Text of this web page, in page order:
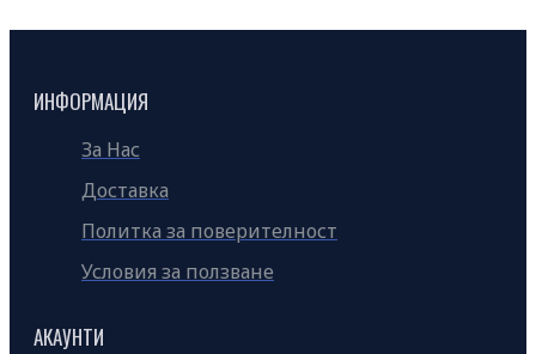
ИНФОРМАЦИЯ
За Нас
Доставка
Политка за поверителност
Условия за ползване
АКАУНТИ